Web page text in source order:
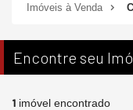
Imóveis à Venda
Encontre seu
1 imóvel encontrado